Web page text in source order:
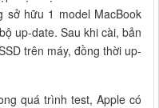
sở hữu 1 model MacBook
up-date. Sau khi cài, bản
trên máy, đồng thời up-
quá trình test, Apple có